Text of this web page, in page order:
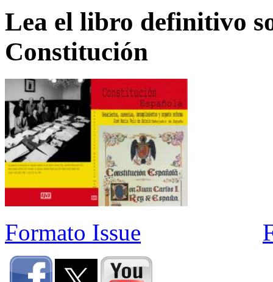
Lea el libro definitivo
Constitución
Formato Issue